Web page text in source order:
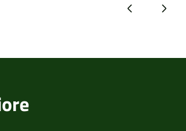
Pagina precedentePagina successiva